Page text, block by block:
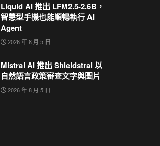
Liquid AI 推出 LFM2.5-2.6B，
智慧型手機也能順暢執行 AI
Agent
2026 年 8 月 5 日
Mistral AI 推出 Shieldstral 以
自然語言政策審查文字與圖片
2026 年 8 月 5 日